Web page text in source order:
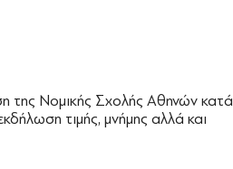
της Νομικής Σχολής Αθηνών κατά
τιμής, μνήμης αλλά και